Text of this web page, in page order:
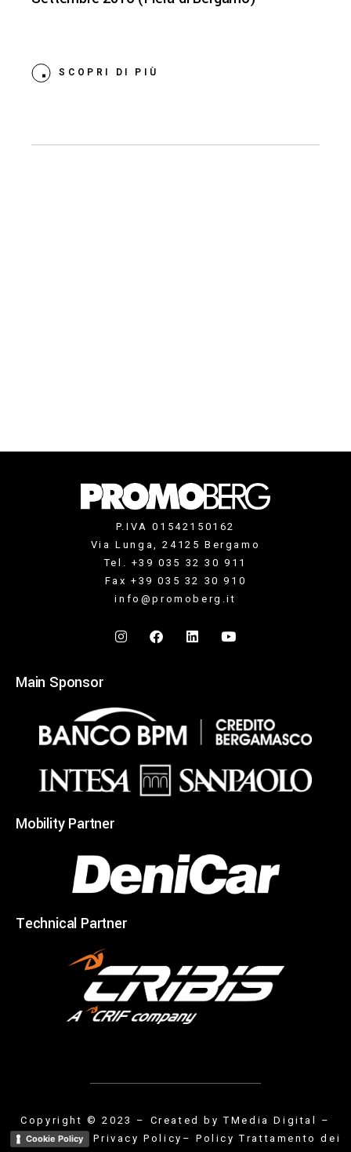
SCOPRI DI PIÙ
P.IVA 01542150162
Via Lunga, 24125 Bergamo
Tel. +39 035 32 30 911
Fax +39 035 32 30 910
info@promoberg.it
Main Sponsor
Mobility Partner
Technical Partner
Copyright © 2023 – Created byTMedia Digital –
Cookie Policy Privacy Policy – Policy Trattamento dei